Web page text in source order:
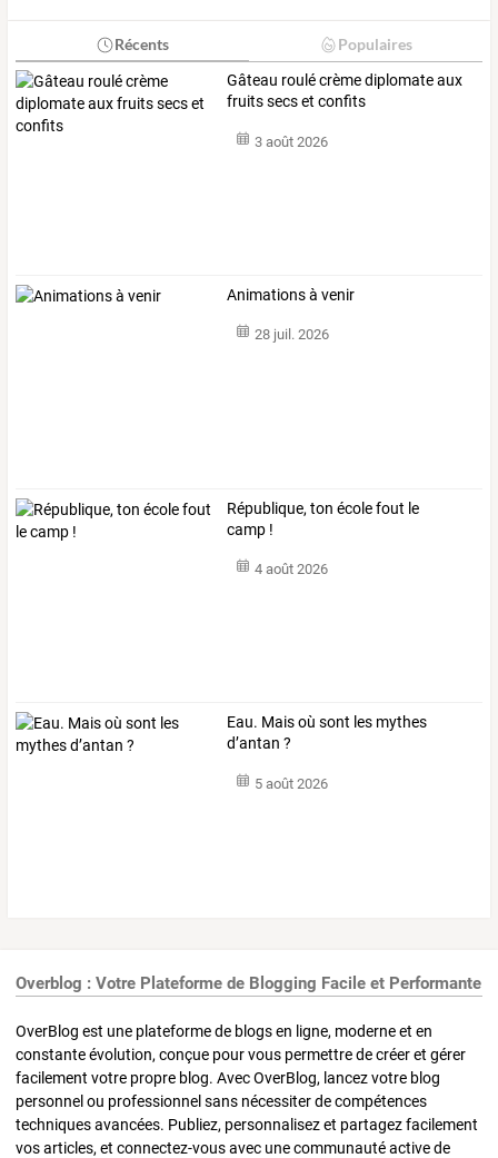
Récents Populaires
Gâteau roulé crème diplomate aux
fruits secs et confits
3 août 2026
Animations à venir
28 juil. 2026
République, ton école fout le
camp !
4 août 2026
Eau. Mais où sont les mythes
d’antan ?
5 août 2026
Overblog : Votre Plateforme de Blogging Facile et Performante
OverBlog est une plateforme de blogs en ligne, moderne et en
constante évolution, conçue pour vous permettre de créer et gérer
facilement votre propre blog. Avec OverBlog, lancez votre blog
personnel ou professionnel sans nécessiter de compétences
techniques avancées. Publiez, personnalisez et partagez facilement
vos articles, et connectez-vous avec une communauté active de